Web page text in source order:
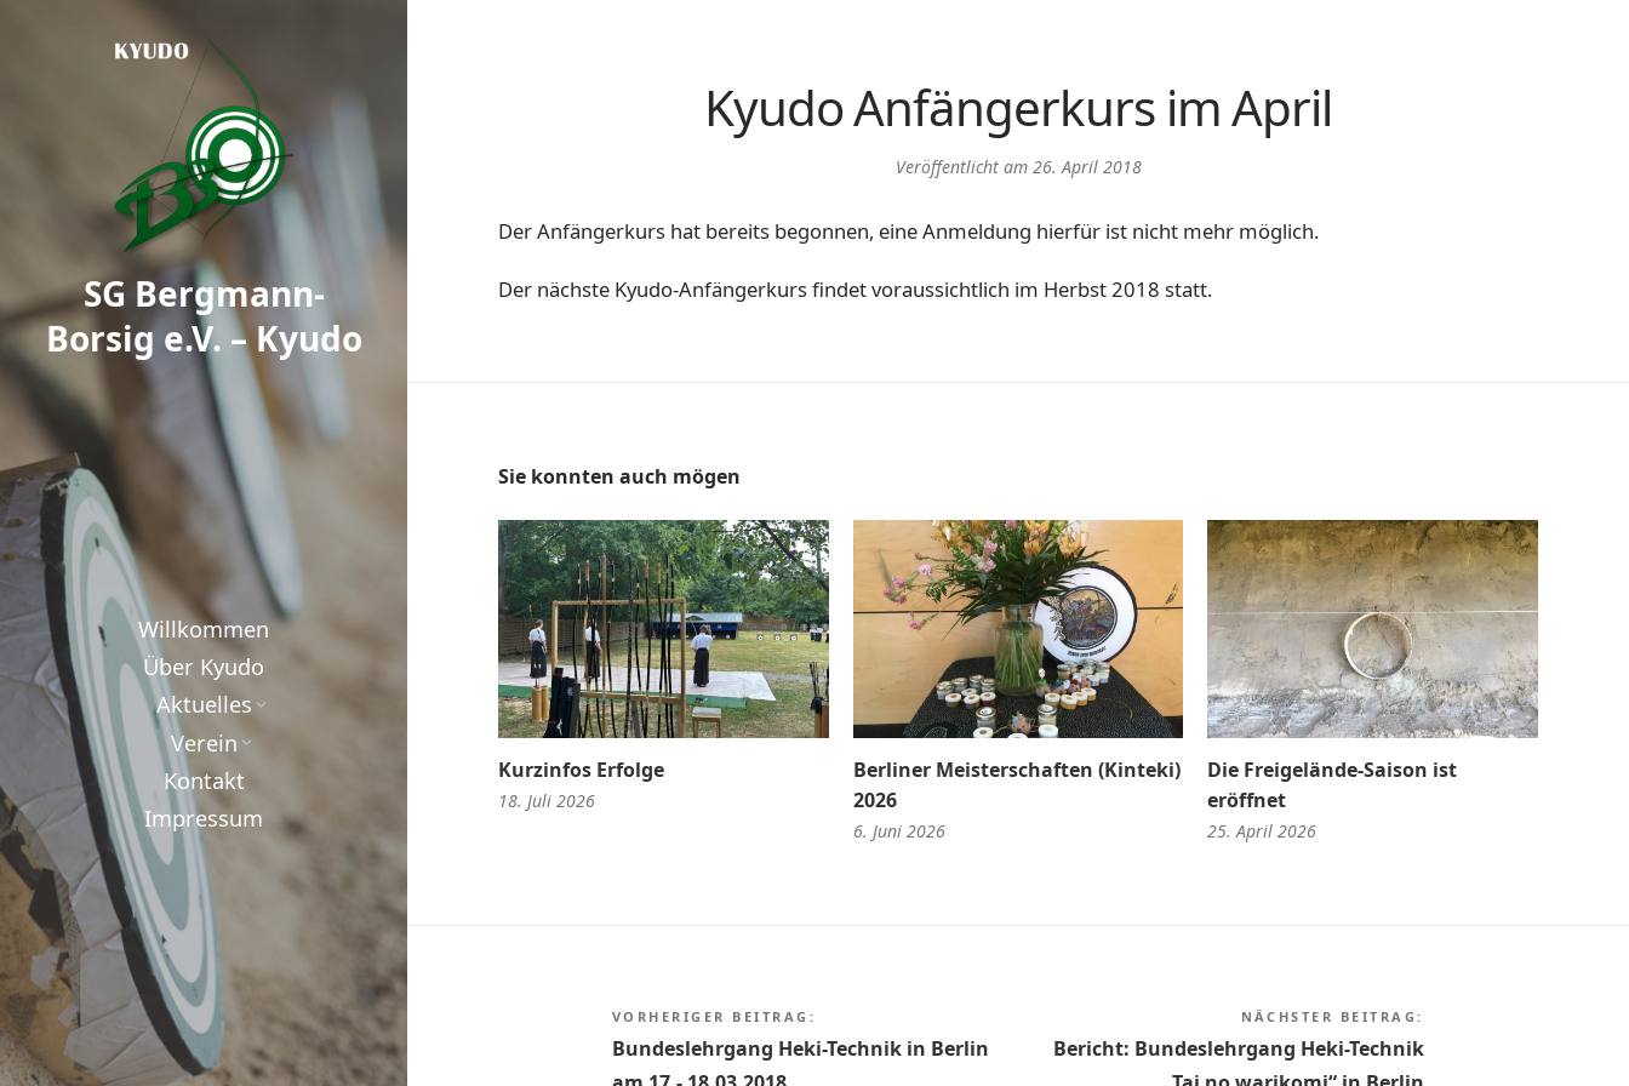
SG Bergmann-
Borsig e.V. – Kyudo
Willkommen
Über Kyudo
Aktuelles
Verein
Kontakt
Impressum
Kyudo Anfängerkurs im April
Veröffentlicht am 26. April 2018
Der Anfängerkurs hat bereits begonnen, eine Anmeldung hierfür ist nicht mehr möglich.
Der nächste Kyudo-Anfängerkurs findet voraussichtlich im Herbst 2018 statt.
Sie konnten auch mögen
Kurzinfos Erfolge
18. Juli 2026
Berliner Meisterschaften (Kinteki)
2026
6. Juni 2026
Die Freigelände-Saison ist
eröffnet
25. April 2026
Beitragsnavigation
VORHERIGER BEITRAG:
Bundeslehrgang Heki-Technik in Berlin
NÄCHSTER BEITRAG:
Bericht: Bundeslehrgang Heki-Technik